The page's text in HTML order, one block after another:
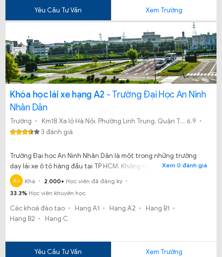
Yêu Cầu Tư Vấn Xem Trường
Khóa học lái xe hạng A2 - Trường Đại Học An Ninh
Nhân Dân
Trường Km18 Xa lộ Hà Nội, Phường Linh Trung, Quận Thủ Đức, TP.HCM 6.9
3 đánh giá
Trường Đại học An Ninh Nhân Dân là một trong những trường
dạy lái xe ô tô hàng đầu tại TP HCM. Không ngừng nỗ lực và cố
gắng, trường dạy học lái xe an ninh tự hào mang đến cho bạn
những giá trị hoàn toàn khác biệt.
Xem 0 đánh giá
A+ Khá 2.000+ Học viên đã đăng ký
33.3% Học viên khuyên học
Các khoá đào tạo Hạng A1 Hạng A2
Hạng B1
Hạng B2
Hạng C
Yêu Cầu Tư Vấn Xem Trường